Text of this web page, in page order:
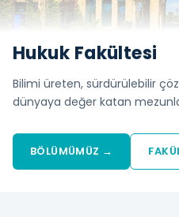
Hukuk Fakültesi
Bilimi üreten, sürdürülebilir
dünyaya değer katan
BÖLÜMÜMÜZ →